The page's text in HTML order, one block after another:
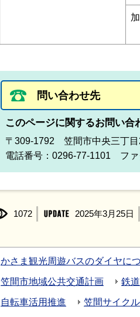
問い合わせ先
このページに関するお問い合
〒309-1792 笠間市中央三丁目
電話番号：0296-77-1101 フ
1072 2025年3月25日
かさま観光周遊バスのダイヤに
笠間市地域公共交通計画 鉄道
自転車活用推進 笠間サイク